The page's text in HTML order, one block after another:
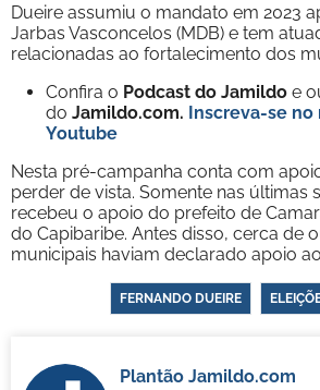
Dueire assumiu o mandato em 2023
Jarbas Vasconcelos (MDB) e tem
relacionadas ao fortalecimento dos
Confira o Podcast do Jamildo e
do Jamildo.com. Inscreva-se no
Youtube
Nesta pré-campanha conta com
perder de vista. Somente nas últimas
recebeu o apoio do prefeito de
do Capibaribe. Antes disso, cerca de
municipais haviam declarado apoio
FERNANDO DUEIRE
Plantão Jamildo.com